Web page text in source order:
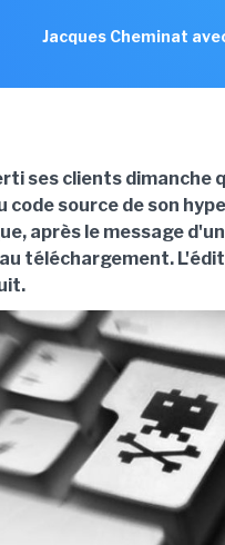
Jacques Cheminat
ses clients dimanche
code source de son
après le message
téléchargement.